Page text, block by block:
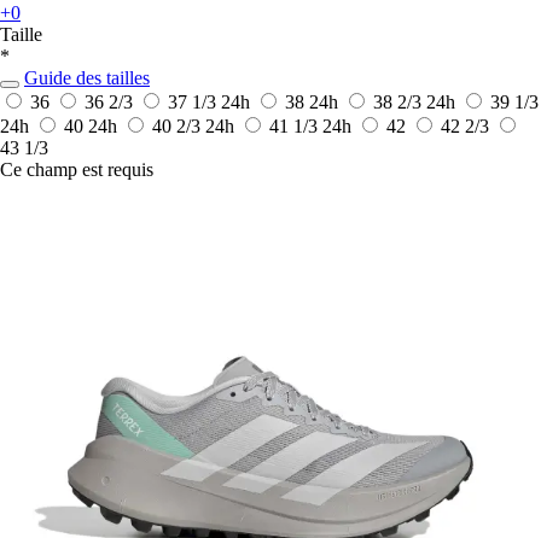
+0
Taille
*
Guide des tailles
36
36 2/3 37 1/3 24h 38 24h 38 2/3 24h
39 1/3
24h
40 24h 40 2/3 24h 41 1/3 24h 42
42 2/3
43 1/3
Ce champ est requis